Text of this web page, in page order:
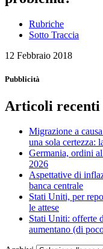
Rubriche
Sotto Traccia
12 Febbraio 2018
Pubblicità
Articoli recenti
Migrazione a
una sola certezza:
Germania, ordini
2026
Aspettative di
banca centrale
Stati Uniti, per
le attese
Stati Uniti: offerte
aumentano (di